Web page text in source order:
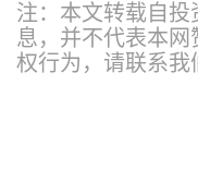
注：本文转载自投
息，并不代表本
权行为，请联系我